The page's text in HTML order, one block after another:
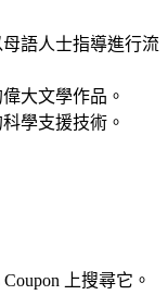
語人士指導進行流
大文學作品。
學支援技術。
上搜尋它。